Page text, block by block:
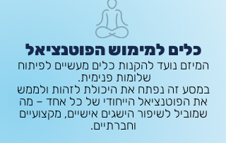
כלים למימוש הפוטנציאל
המיזם נועד להקנות כלים מעשיים לפיתוח
שלומות פנימית.
במסע זה נפתח את היכולת לזהות ולממש
את הפוטנציאל הייחודי של כל אחד – מה
שמוביל לשיפור הישגים אישיים, מקצועיים
וחברתיים.